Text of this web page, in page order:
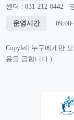
센터 : 031-212-0442
운영시간
Copyleft 누구에게만
용을 금합니다.)